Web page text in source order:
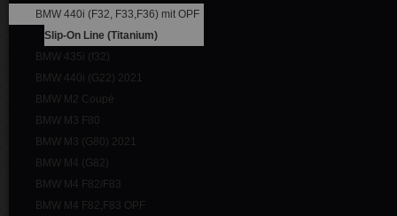
BMW 440i (F32, F33,F36) mit OPF
Slip-On Line (Titanium)
BMW 435i (f32)
BMW 440i (G22) 2021
BMW M2 Coupé
BMW M3 F80
BMW M3 (G80) 2021
BMW M4 (G82)
BMW M4 F82/F83
BMW M4 F82,F83 OPF